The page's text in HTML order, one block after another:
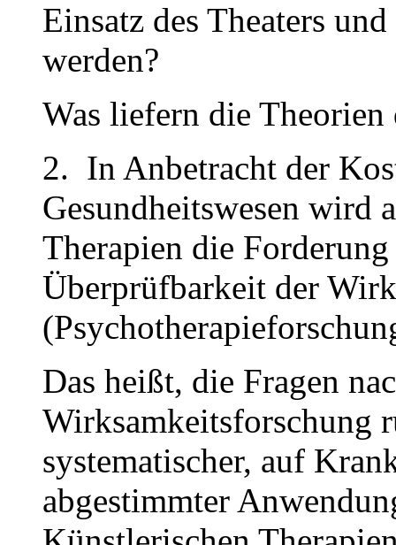
Einsatz des Theaters
werden?
Was liefern die
2. In Anbetracht der
Gesundheitswesen wird
Therapien die
Überprüfbarkeit der
Das heißt, die Fragen
Wirksamkeitsforschung
systematischer, auf
abgestimmter